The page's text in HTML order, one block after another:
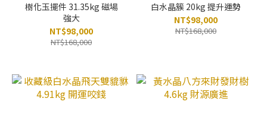
樹化玉擺件 31.35kg 磁場
強大
NT$98,000
NT$168,000
白水晶簇 20kg 提升運勢
NT$98,000
NT$168,000